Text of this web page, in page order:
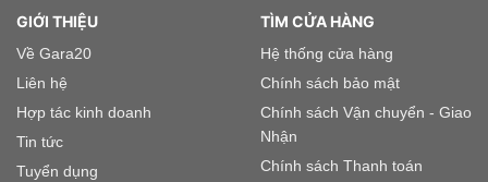
GIỚI THIỆU
Về Gara20
Liên hệ
Hợp tác kinh doanh
Tin tức
Tuyển dụng
TÌM CỬA HÀNG
Hệ thống cửa hàng
Chính sách bảo mật
Chính sách Vận chuyển - Giao
Nhận
Chính sách Thanh toán